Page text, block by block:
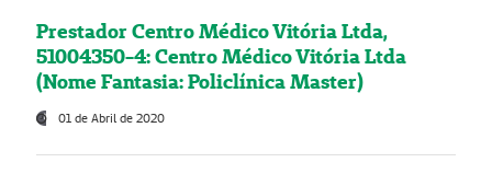
Prestador Centro Médico Vitória Ltda,
51004350-4: Centro Médico Vitória Ltda
(Nome Fantasia: Policlínica Master)
01 de Abril de 2020